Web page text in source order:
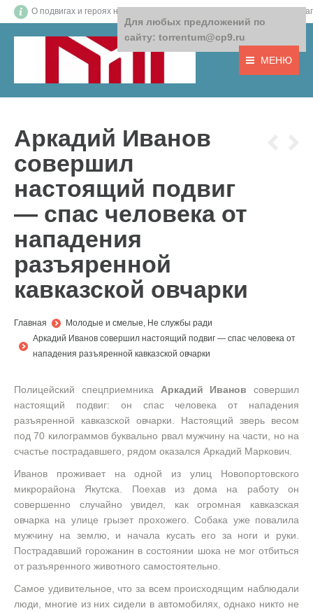
О подвигах и героях нашего времени! О том, что важно! О
МЕНЮ
Аркадий Иванов
совершил
настоящий подвиг
— спас человека от
нападения
разъяренной
кавказской овчарки
You are here:
Главная Молодые и смелые, Не службы ради
Аркадий Иванов совершил настоящий подвиг — спас человека от
нападения разъяренной кавказской овчарки
Полицейский спецприемника Аркадий Иванов совершил
настоящий подвиг: он спас человека от нападения
разъяренной кавказской овчарки. Настоящий зверь весом
под 70 килограммов буквально рвал мужчину на части, но на
счастье пострадавшего, рядом оказался Аркадий Маркович.
Иванов проживает на одной из улиц Новопортовского
микрорайона Якутска. Поехав из дома на работу он
совершенно случайно увидел, как огромная кавказская
овчарка на улице грызет прохожего. Собака уже повалила
мужчину на землю, и начала кусать его за ноги и руки.
Пострадавший горожанин в состоянии шока не мог отбиться
от разъяренного животного самостоятельно.
Самое удивительное, что за всем происходящим наблюдали
люди, многие из них сидели в автомобилях, однако никто не
Для любых предложений по
сайту: torrentum@cp9.ru